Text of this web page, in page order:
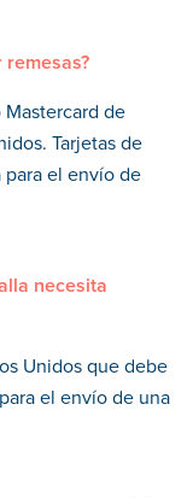
remesas?
Mastercard de
Tarjetas de
para el envío de
necesita
Unidos que debe
el envío de una